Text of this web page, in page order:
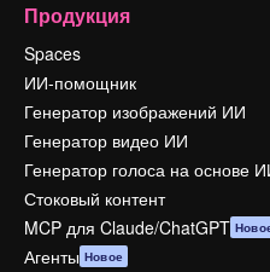
Продукция
Spaces
ИИ-помощник
Генератор изображений ИИ
Генератор видео ИИ
Генератор голоса на основе
Стоковый контент
MCP для Claude/ChatGPT
Агенты Новое